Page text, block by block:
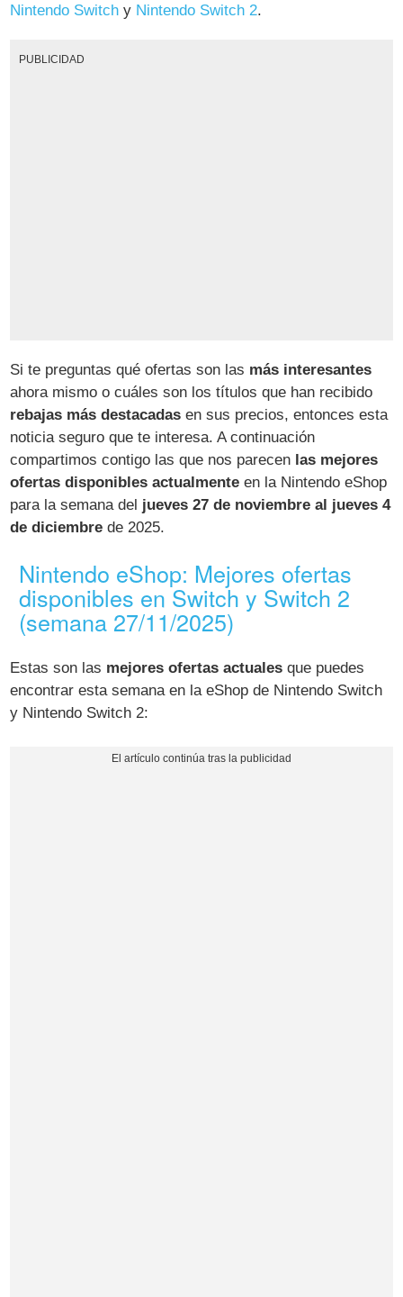
Nintendo Switch y Nintendo Switch 2.
PUBLICIDAD
Si te preguntas qué ofertas son las más interesantes
ahora mismo o cuáles son los títulos que han recibido
rebajas más destacadas en sus precios, entonces esta
noticia seguro que te interesa. A continuación
compartimos contigo las que nos parecen las mejores
ofertas disponibles actualmente en la Nintendo eShop
para la semana del jueves 27 de noviembre al jueves 4
de diciembre de 2025.
Nintendo eShop: Mejores ofertas
disponibles en Switch y Switch 2
(semana 27/11/2025)
Estas son las mejores ofertas actuales que puedes
encontrar esta semana en la eShop de Nintendo Switch
y Nintendo Switch 2: